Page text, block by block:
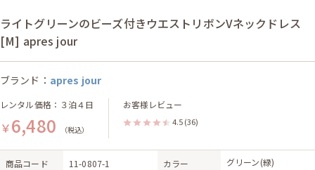
ライトグリーンのビーズ付きウエストリボンVネックドレス
[M] apres jour
ブランド： apres jour
レンタル価格：３泊４日
￥6,480 （税込）
お客様レビュー
4.5 (36)
商品コード 11-0807-1 カラー グリーン(緑)